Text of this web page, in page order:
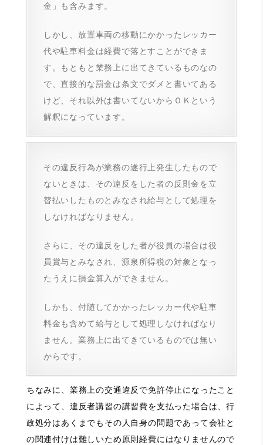
金」も含みます。
しかし、放置車両の移動にかかったレッカー
代や駐車料金は経費で落とすことができま
す。もともと業務上に出てきているものなの
で、直接的な罰金は条文でダメと書いてある
けど、それ以外は書いてないからＯＫという
解釈になっています。
その違反行為が業務の遂行上発生したもので
ないときは、その違反をした者の反則金を立
替払いしたものとみなされ給与として処理を
しなければなりません。
さらに、その違反をした者が役員の場合は役
員賞与とみなされ、源泉所得税の対象となっ
たうえに損金算入ができません。
しかも、付随してかかったレッカー代や駐車
料金も含めて給与として処理しなければなり
ません。業務上に出てきているものでは無い
からです。
ちなみに、業務上の交通違反で免許停止になったこと
によって、違反者講習の講習費を支払った場合は、行
政処分はあくまでもその人自身の問題であって会社と
の関連付けは難しいため原則経費にはなりませんので